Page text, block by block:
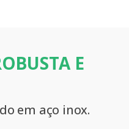
E
em aço inox.